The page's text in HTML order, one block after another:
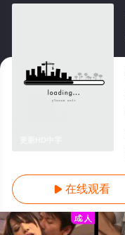
 在线观看